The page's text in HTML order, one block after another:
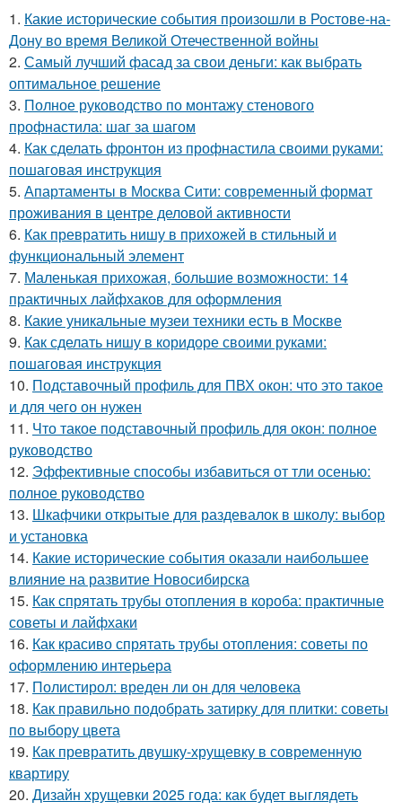
1. Какие исторические события произошли в Ростове-на-
Дону во время Великой Отечественной войны
2. Самый лучший фасад за свои деньги: как выбрать
оптимальное решение
3. Полное руководство по монтажу стенового
профнастила: шаг за шагом
4. Как сделать фронтон из профнастила своими руками:
пошаговая инструкция
5. Апартаменты в Москва Сити: современный формат
проживания в центре деловой активности
6. Как превратить нишу в прихожей в стильный и
функциональный элемент
7. Маленькая прихожая, большие возможности: 14
практичных лайфхаков для оформления
8. Какие уникальные музеи техники есть в Москве
9. Как сделать нишу в коридоре своими руками:
пошаговая инструкция
10. Подставочный профиль для ПВХ окон: что это такое
и для чего он нужен
11. Что такое подставочный профиль для окон: полное
руководство
12. Эффективные способы избавиться от тли осенью:
полное руководство
13. Шкафчики открытые для раздевалок в школу: выбор
и установка
14. Какие исторические события оказали наибольшее
влияние на развитие Новосибирска
15. Как спрятать трубы отопления в короба: практичные
советы и лайфхаки
16. Как красиво спрятать трубы отопления: советы по
оформлению интерьера
17. Полистирол: вреден ли он для человека
18. Как правильно подобрать затирку для плитки: советы
по выбору цвета
19. Как превратить двушку-хрущевку в современную
квартиру
20. Дизайн хрущевки 2025 года: как будет выглядеть